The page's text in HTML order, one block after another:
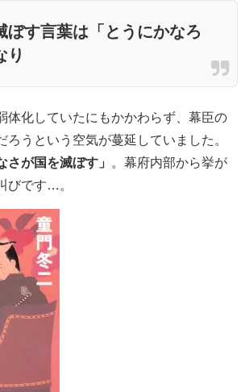
ぼす言葉は「とうにかなろ
り
体化していたにもかかわらず、幕臣の
ろうという空気が蔓延していました。
さが国を滅ぼす」
。幕府内部から挙が
びです…。